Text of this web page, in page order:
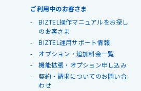
ご利用中のお客さま
BIZTEL操作マニュアルをお探し
のお客さま
BIZTEL運用サポート情報
オプション・追加料金一覧
機能拡張・オプション申し込み
契約・請求についてのお問い合
わせ